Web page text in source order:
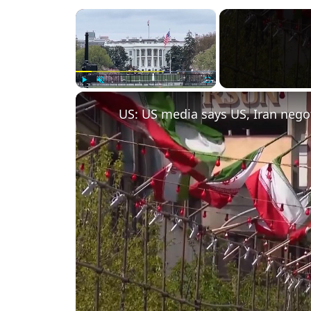
×
Unmute Fullscreen